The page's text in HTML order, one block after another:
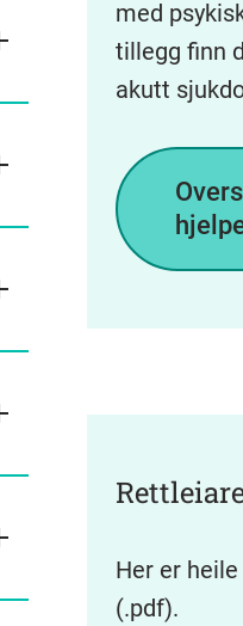
med
tillegg finn
akutt
Her er
(.pdf).